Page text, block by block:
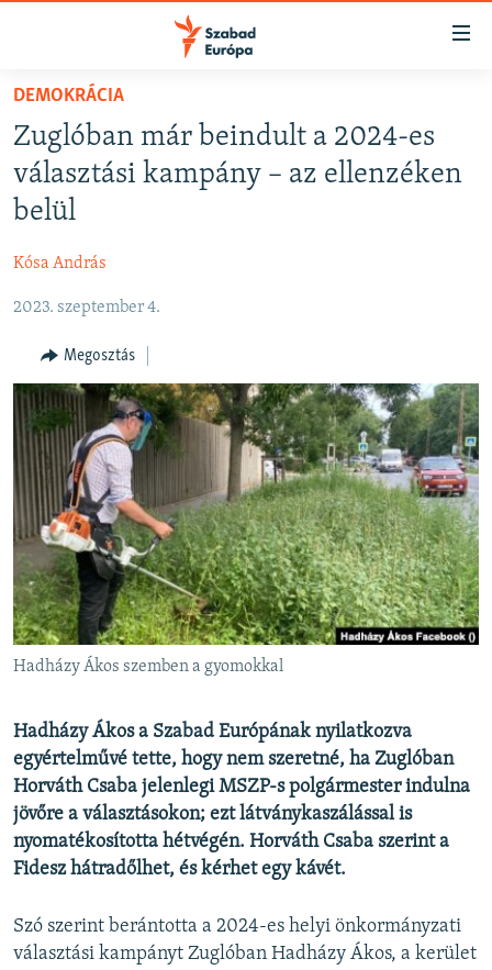
Akadálymentes
Ugrás
fő
oldalra
Ugrás
tartalomjegyzékre
NAPIRENDEN
AKTUÁLIS
PODCASTOK
ELEMZŐ
NER15
SZABADON
TÁRSADALOM
DEMOKRÁCIA
A PÉNZ NYOMÁBAN
EURÓPAI UNIÓ
VILÁG
KLÍMAVÁLTOZÁS
A MÚLT TANULSÁGAI
Valamennyi RFE/RL weboldal
DEMOKRÁCIA
Zuglóban már beindult a 2024-es
választási kampány – az ellenzéken
belül
Kósa András
2023. szeptember 4.
Megosztás
Hadházy Ákos szemben a gyomokkal
Hadházy Ákos a Szabad Európának nyilatkozva
egyértelművé tette, hogy nem szeretné, ha Zuglóban
Horváth Csaba jelenlegi MSZP-s polgármester indulna
jövőre a választásokon; ezt látványkaszálással is
nyomatékosította hétvégén. Horváth Csaba szerint a
Fidesz hátradőlhet, és kérhet egy kávét.
Szó szerint berántotta a 2024-es helyi önkormányzati
választási kampányt Zuglóban Hadházy Ákos, a kerület
FELIRATKOZÁS